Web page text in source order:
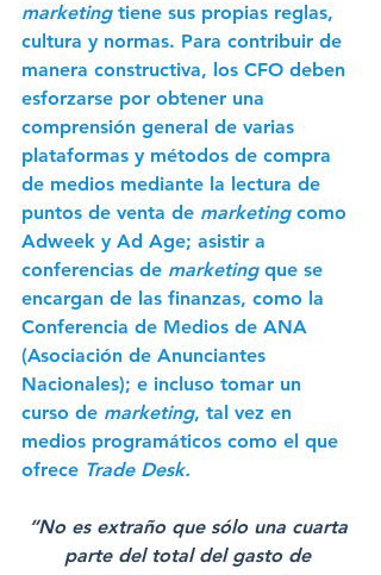
marketing tiene sus propias reglas,
cultura y normas. Para contribuir de
manera constructiva, los CFO deben
esforzarse por obtener una
comprensión general de varias
plataformas y métodos de compra
de medios mediante la lectura de
puntos de venta de marketing como
Adweek y Ad Age; asistir a
conferencias de marketing que se
encargan de las finanzas, como la
Conferencia de Medios de ANA
(Asociación de Anunciantes
Nacionales); e incluso tomar un
curso de marketing, tal vez en
medios programáticos como el que
ofrece Trade Desk.
“No es extraño que sólo una cuarta
parte del total del gasto de